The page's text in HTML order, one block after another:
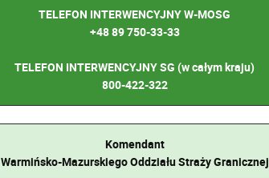
TELEFON INTERWENCYJNY W-MOSG
+48 89 750-33-33
TELEFON INTERWENCYJNY SG (w całym kraju)
800-422-322
Komendant
Warmińsko-Mazurskiego Oddziału Straży Granicznej